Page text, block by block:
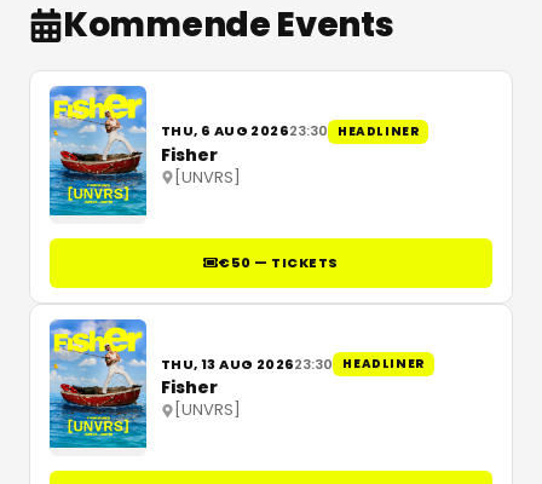
Kommende Events
THU, 6 AUG 202623:30 HEADLINER
Fisher
[UNVRS]
€50 — TICKETS
THU, 13 AUG 202623:30 HEADLINER
Fisher
[UNVRS]